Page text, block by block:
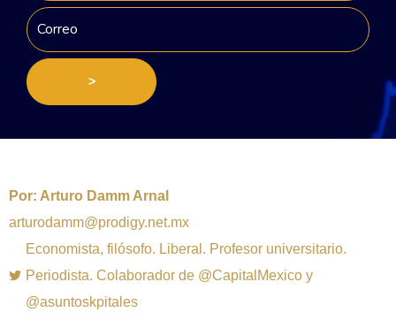
>
Por: Arturo Damm Arnal
arturodamm@prodigy.net.mx
Economista, filósofo. Liberal. Profesor universitario.
Periodista. Colaborador de @CapitalMexico y
@asuntoskpitales